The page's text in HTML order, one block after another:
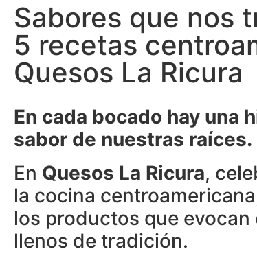
Sabores que nos
5 recetas
Quesos La Ricura
En cada bocado hay una
sabor de nuestras raíces.
En Quesos La Ricura,
la cocina
los productos que
llenos de tradición.